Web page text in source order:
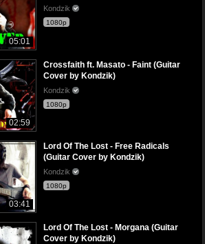
05:01
Kondzik
1080p
02:59
Crossfaith ft. Masato - Faint (Guitar
Cover by Kondzik)
Kondzik
1080p
03:41
Lord Of The Lost - Free Radicals
(Guitar Cover by Kondzik)
Kondzik
1080p
Lord Of The Lost - Morgana (Guitar
Cover by Kondzik)